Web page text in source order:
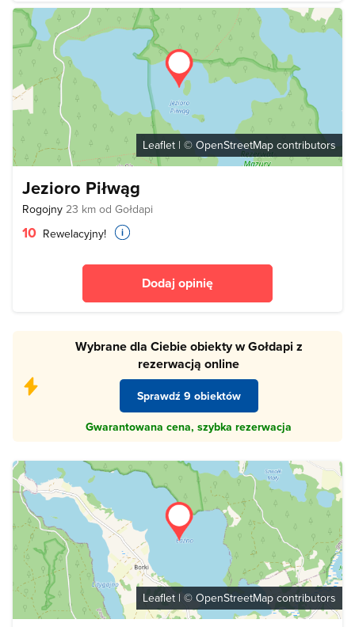
Leaflet | © OpenStreetMap contributors
Jezioro Piłwąg
Rogojny 23 km od Gołdapi
10 Rewelacyjny!
Dodaj opinię
Wybrane dla Ciebie obiekty w Gołdapi z
rezerwacją online
Sprawdź 9 obiektów
Gwarantowana cena, szybka rezerwacja
Leaflet | © OpenStreetMap contributors